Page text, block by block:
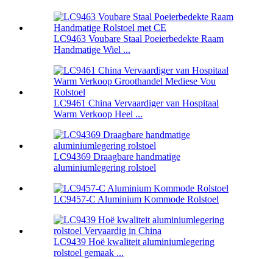
LC9463 Voubare Staal Poeierbedekte Raam
Handmatige Wiel ...
LC9461 China Vervaardiger van Hospitaal
Warm Verkoop Heel ...
LC94369 Draagbare handmatige
aluminiumlegering rolstoel
LC9457-C Aluminium Kommode Rolstoel
LC9439 Hoë kwaliteit aluminiumlegering
rolstoel gemaak ...